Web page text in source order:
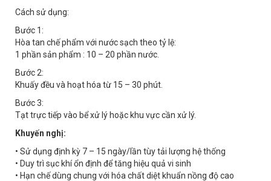
Cách sử dụng:
Bước 1:
Hòa tan chế phẩm với nước sạch theo tỷ lệ:
1 phần sản phẩm : 10 – 20 phần nước.
Bước 2:
Khuấy đều và hoạt hóa từ 15 – 30 phút.
Bước 3:
Tạt trực tiếp vào bể xử lý hoặc khu vực cần xử lý.
Khuyến nghị:
• Sử dụng định kỳ 7 – 15 ngày/lần tùy tải lượng hệ thống
• Duy trì sục khí ổn định để tăng hiệu quả vi sinh
• Hạn chế dùng chung với hóa chất diệt khuẩn nồng độ cao